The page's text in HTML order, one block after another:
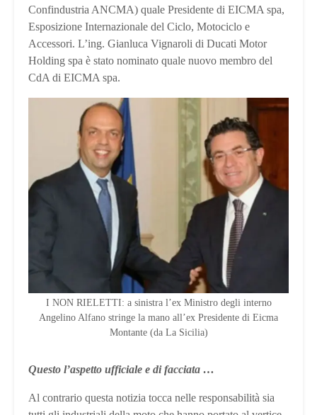
Confindustria ANCMA) quale Presidente di EICMA spa,
Esposizione Internazionale del Ciclo, Motociclo e
Accessori. L’ing. Gianluca Vignaroli di Ducati Motor
Holding spa è stato nominato quale nuovo membro del
CdA di EICMA spa.
I NON RIELETTI: a sinistra l’ex Ministro degli interno
Angelino Alfano stringe la mano all’ex Presidente di Eicma
Montante (da La Sicilia)
Questo l’aspetto ufficiale e di facciata …
Al contrario questa notizia tocca nelle responsabilità sia